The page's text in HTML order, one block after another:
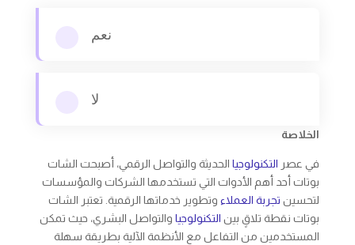
نعم
لا
الخلاصة
في عصر التكنولوجياالحديثة والتواصل الرقمي، أصبحت الشات
بوتات أحد أهم الأدوات التي تستخدمها الشركات والمؤسسات
لتحسين تجربة العملاءوتطوير خدماتها الرقمية. تعتبر الشات
بوتات نقطة تلاقٍ بين التكنولوجياوالتواصل البشري، حيث تمكن
المستخدمين من التفاعل مع الأنظمة الآلية بطريقة سهلة